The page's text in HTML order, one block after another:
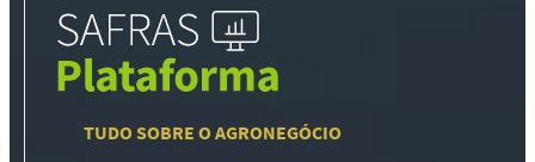
TUDO SOBRE O AGRONEGÓCIO